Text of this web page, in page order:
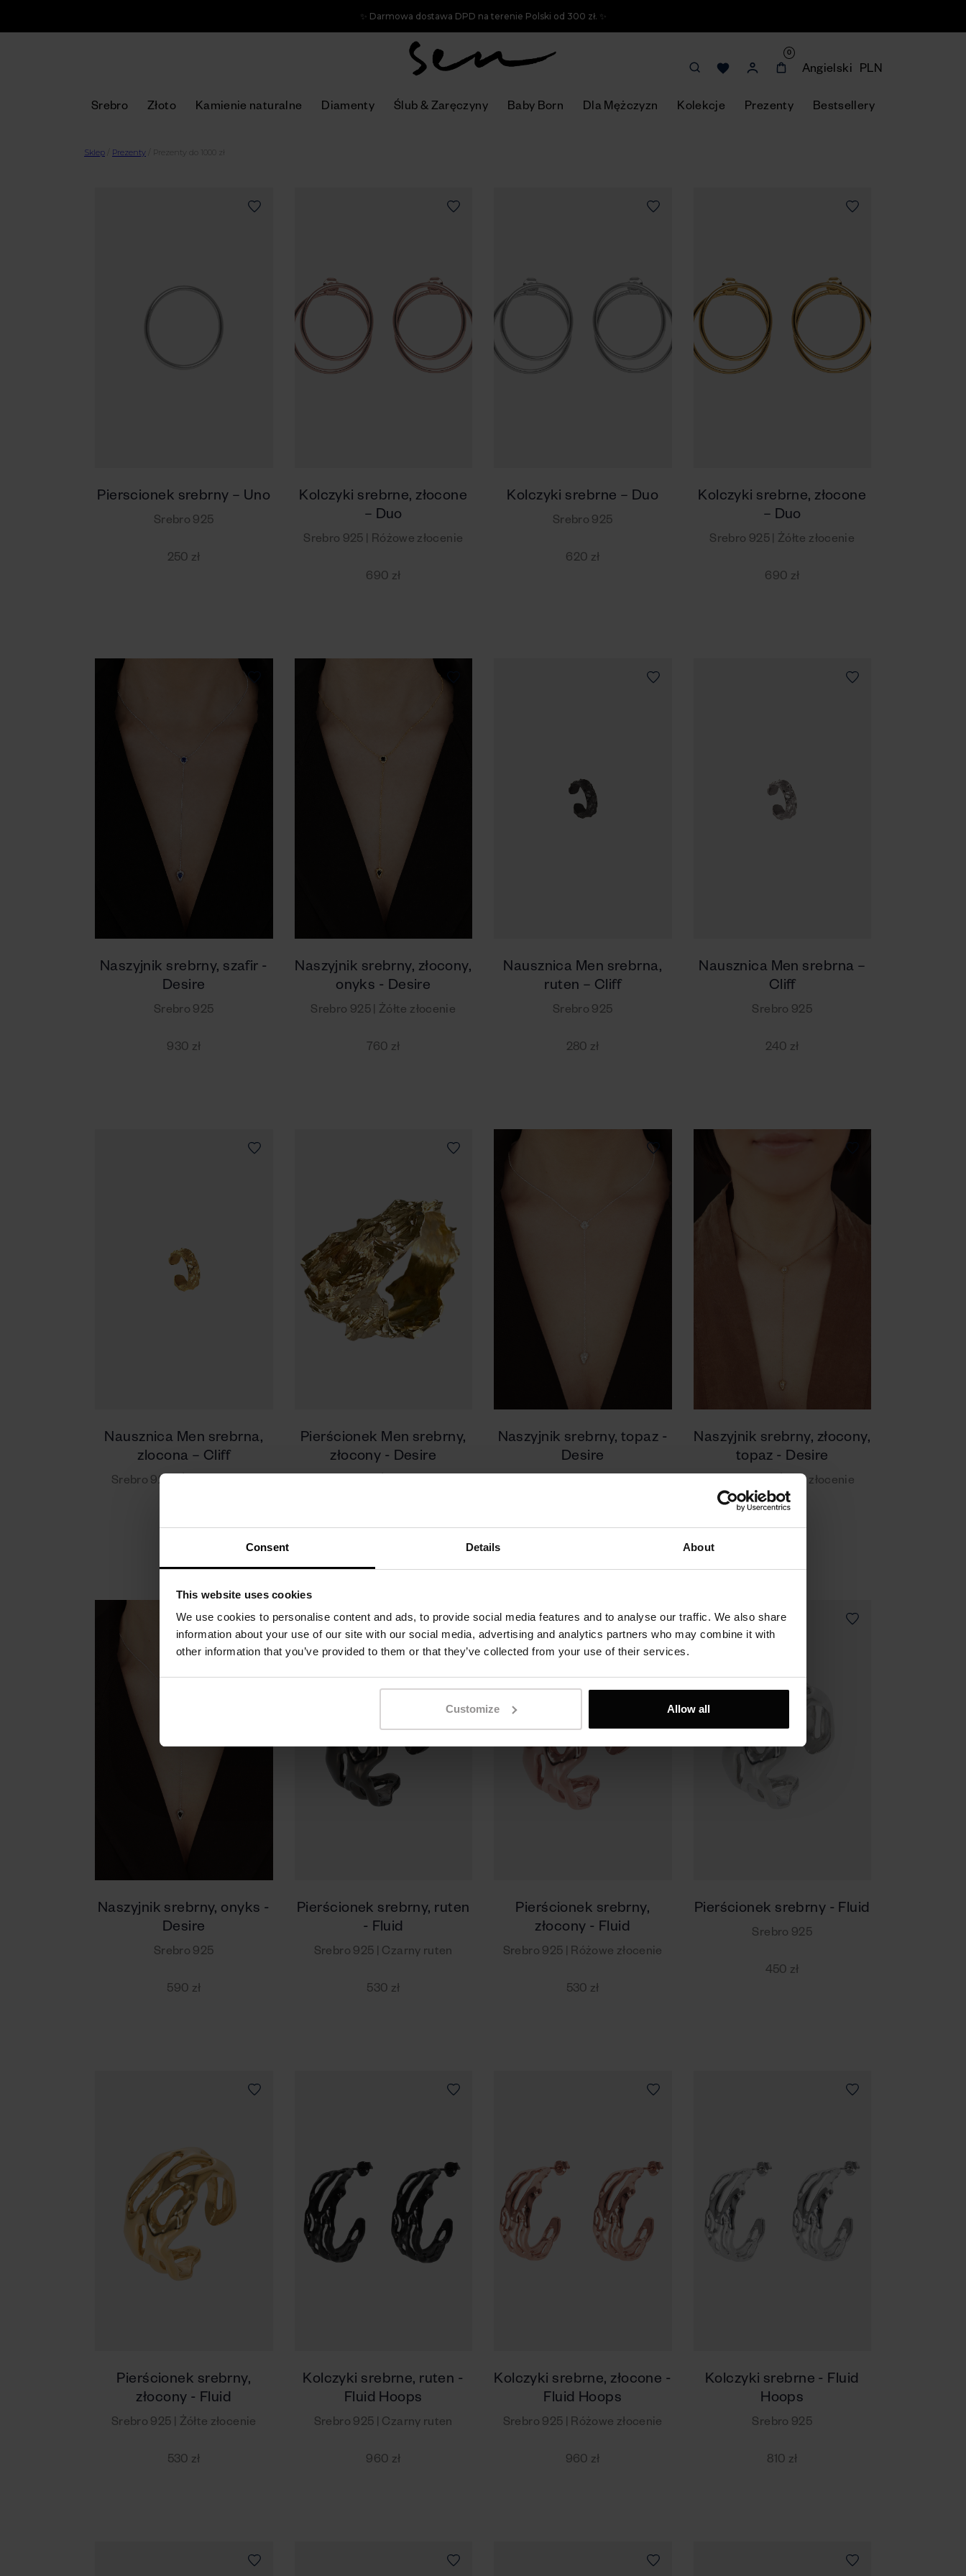
Consent Details About
This website uses cookies
We use cookies to personalise content and ads, to provide social media features and to analyse our traffic. We also share
information about your use of our site with our social media, advertising and analytics partners who may combine it with
other information that you’ve provided to them or that they’ve collected from your use of their services.
Customize Allow all
✨ Darmowa dostawa DPD na terenie Polski od 300 zł. ✨
0
Angielski PLN
Srebro Złoto Kamienie naturalne Diamenty Ślub & Zaręczyny Baby Born Dla Mężczyzn Kolekcje Prezenty Bestsellery
Sklep Prezenty Prezenty do 1000 zł
Pierscionek srebrny – Uno
Srebro 925
250 zł
Kolczyki srebrne, złocone
– Duo
Srebro 925 | Różowe złocenie
690 zł
Kolczyki srebrne – Duo
Srebro 925
620 zł
Kolczyki srebrne, złocone
– Duo
Srebro 925 | Żółte złocenie
690 zł
Naszyjnik srebrny, szafir -
Desire
Srebro 925
930 zł
Naszyjnik srebrny, złocony,
onyks - Desire
Srebro 925 | Żółte złocenie
760 zł
Nausznica Men srebrna,
ruten – Cliff
Srebro 925
280 zł
Nausznica Men srebrna –
Cliff
Srebro 925
240 zł
Nausznica Men srebrna,
zlocona – Cliff
Srebro 925 | Żółte złocenie
Pierścionek Men srebrny,
złocony - Desire
Naszyjnik srebrny, topaz -
Desire
Naszyjnik srebrny, złocony,
topaz - Desire
Srebro 925 | Żółte złocenie
Naszyjnik srebrny, onyks -
Desire
Srebro 925
590 zł
Pierścionek srebrny, ruten
- Fluid
Srebro 925 | Czarny ruten
530 zł
Pierścionek srebrny,
złocony - Fluid
Srebro 925 | Różowe złocenie
530 zł
Pierścionek srebrny - Fluid
Srebro 925
450 zł
Pierścionek srebrny,
złocony - Fluid
Srebro 925 | Żółte złocenie
530 zł
Kolczyki srebrne, ruten -
Fluid Hoops
Srebro 925 | Czarny ruten
960 zł
Kolczyki srebrne, złocone -
Fluid Hoops
Srebro 925 | Różowe złocenie
960 zł
Kolczyki srebrne - Fluid
Hoops
Srebro 925
810 zł